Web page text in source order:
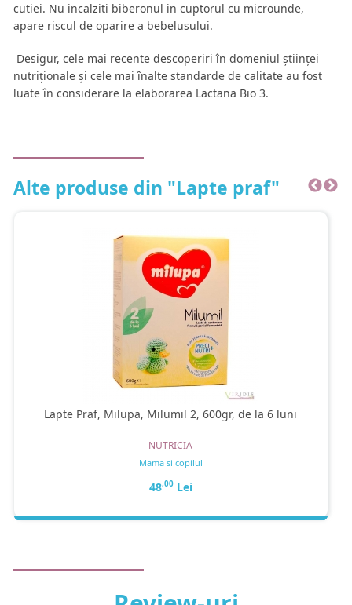
cutiei. Nu incalziti biberonul in cuptorul cu microunde,
apare riscul de oparire a bebelusului.
Desigur, cele mai recente descoperiri în domeniul științei
nutriționale și cele mai înalte standarde de calitate au fost
luate în considerare la elaborarea Lactana Bio 3.
Alte produse din "Lapte praf"
Lapte Praf, Milupa, Milumil 2, 600gr, de la 6 luni
NUTRICIA
Mama si copilul
48,00Lei